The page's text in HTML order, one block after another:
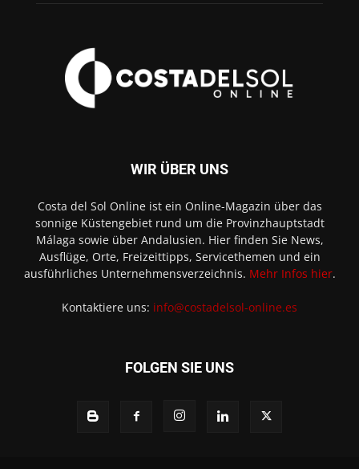
WIR ÜBER UNS
Costa del Sol Online ist ein Online-Magazin über das
sonnige Küstengebiet rund um die Provinzhauptstadt
Málaga sowie über Andalusien. Hier finden Sie News,
Ausflüge, Orte, Freizeittipps, Servicethemen und ein
ausführliches Unternehmensverzeichnis. Mehr Infos hier.
Kontaktiere uns: info@costadelsol-online.es
FOLGEN SIE UNS